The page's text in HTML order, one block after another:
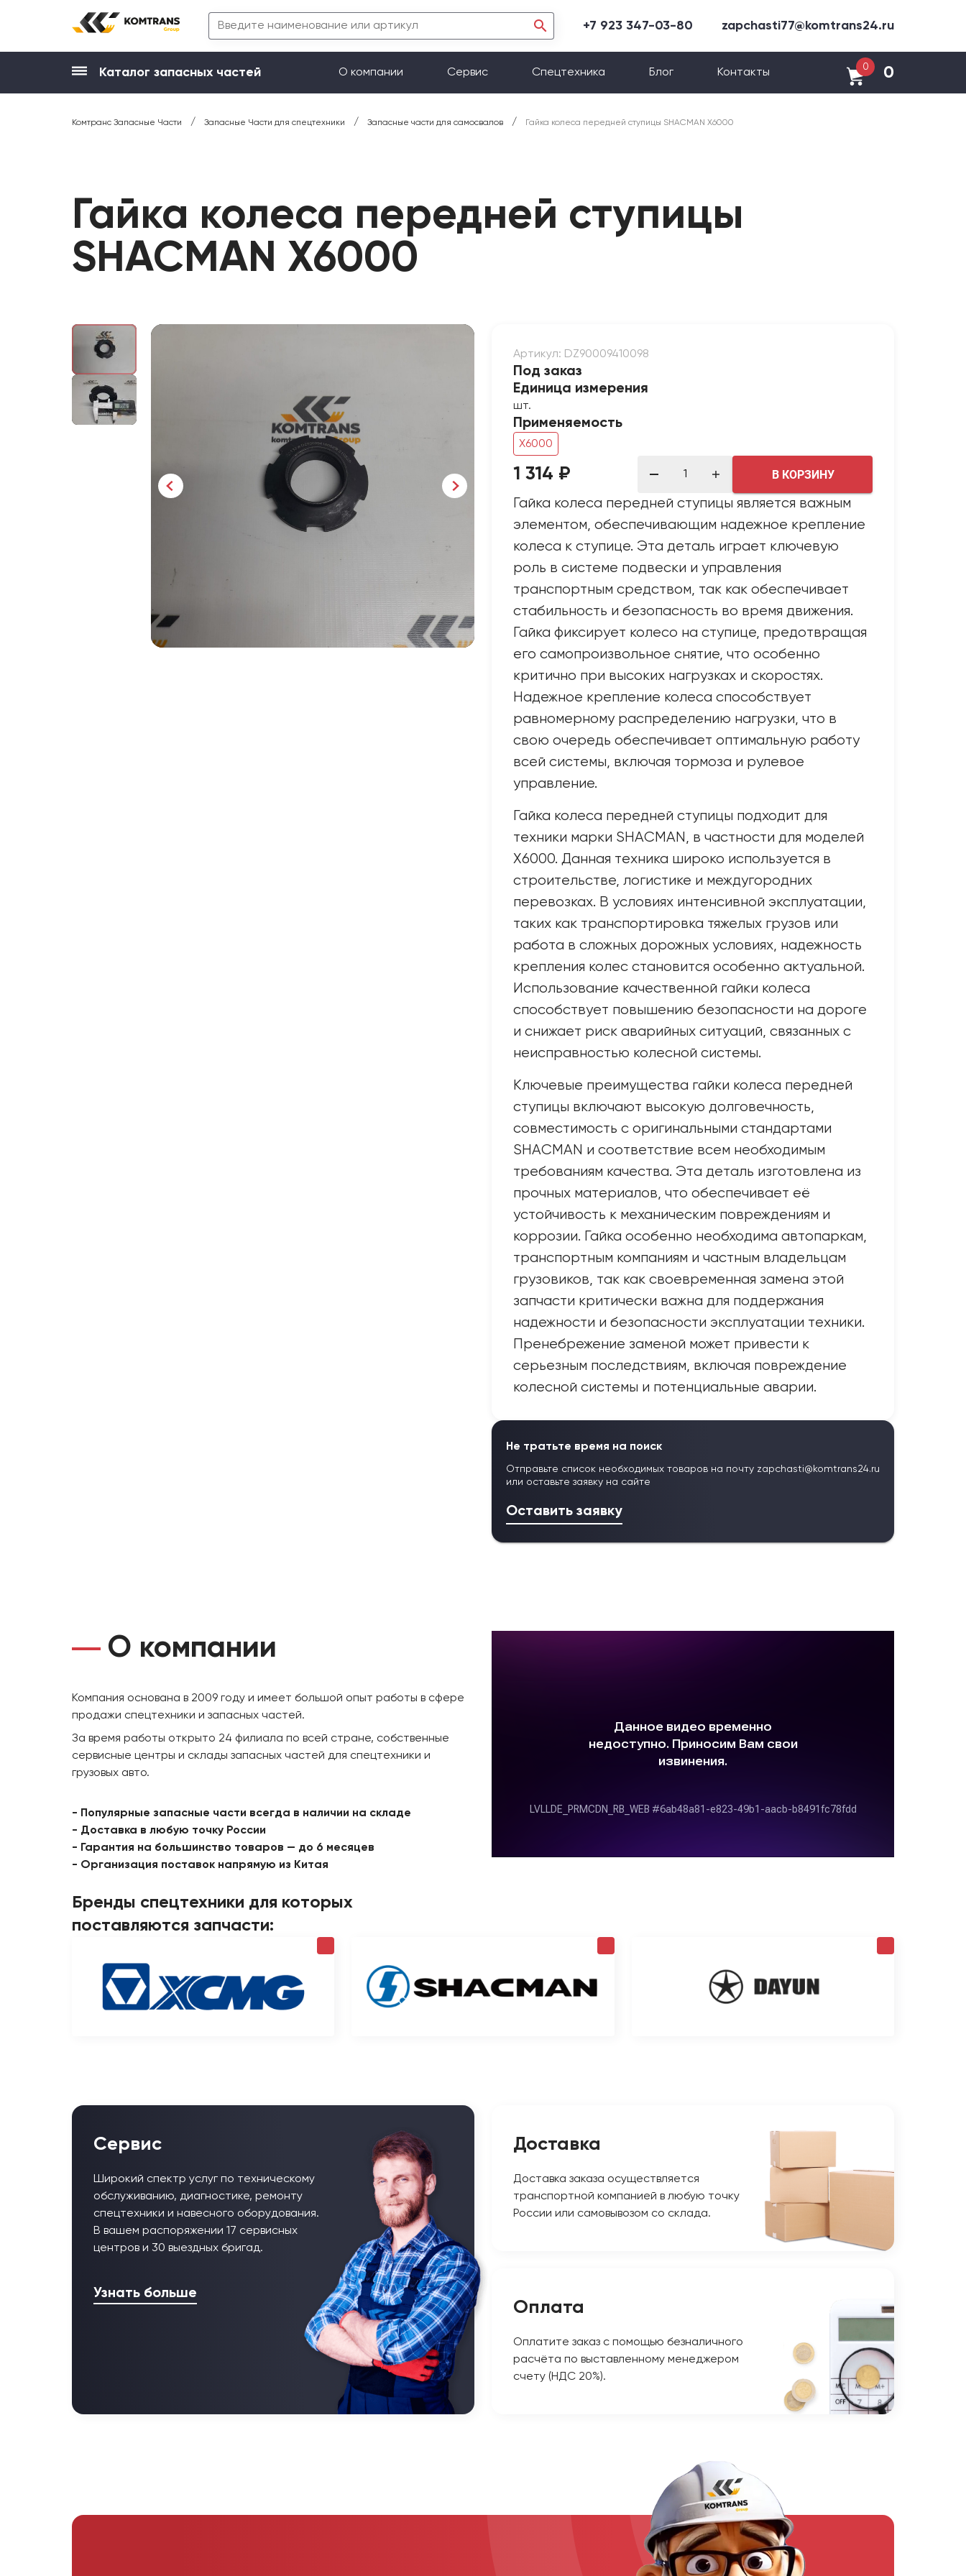
+7 923 347-03-80 zapchasti77@komtrans24.ru
Каталог запасных частей О компании Сервис Спецтехника Блог Контакты
0 0
Комтранс Запасные Части / Запасные Части для спецтехники / Запасные части для самосвалов / Гайка колеса передней ступицы SHACMAN X6000
Гайка колеса передней ступицы
SHACMAN X6000
Артикул: DZ90009410098
Под заказ
Единица измерения
шт.
Применяемость
X6000
1 314 ₽ В КОРЗИНУ
Гайка колеса передней ступицы является важным
элементом, обеспечивающим надежное крепление
колеса к ступице. Эта деталь играет ключевую
роль в системе подвески и управления
транспортным средством, так как обеспечивает
стабильность и безопасность во время движения.
Гайка фиксирует колесо на ступице, предотвращая
его самопроизвольное снятие, что особенно
критично при высоких нагрузках и скоростях.
Надежное крепление колеса способствует
равномерному распределению нагрузки, что в
свою очередь обеспечивает оптимальную работу
всей системы, включая тормоза и рулевое
управление.
Гайка колеса передней ступицы подходит для
техники марки SHACMAN, в частности для моделей
X6000. Данная техника широко используется в
строительстве, логистике и междугородних
перевозках. В условиях интенсивной эксплуатации,
таких как транспортировка тяжелых грузов или
работа в сложных дорожных условиях, надежность
крепления колес становится особенно актуальной.
Использование качественной гайки колеса
способствует повышению безопасности на дороге
и снижает риск аварийных ситуаций, связанных с
неисправностью колесной системы.
Ключевые преимущества гайки колеса передней
ступицы включают высокую долговечность,
совместимость с оригинальными стандартами
SHACMAN и соответствие всем необходимым
требованиям качества. Эта деталь изготовлена из
прочных материалов, что обеспечивает её
устойчивость к механическим повреждениям и
коррозии. Гайка особенно необходима автопаркам,
транспортным компаниям и частным владельцам
грузовиков, так как своевременная замена этой
запчасти критически важна для поддержания
надежности и безопасности эксплуатации техники.
Пренебрежение заменой может привести к
серьезным последствиям, включая повреждение
колесной системы и потенциальные аварии.
Не тратьте время на поиск
Отправьте список необходимых товаров на почту zapchasti@komtrans24.ru
или оставьте заявку на сайте
Оставить заявку
О компании
Компания основана в 2009 году и имеет большой опыт работы в сфере
продажи спецтехники и запасных частей.
За время работы открыто 24 филиала по всей стране, собственные
сервисные центры и склады запасных частей для спецтехники и
грузовых авто.
- Популярные запасные части всегда в наличии на складе
- Доставка в любую точку России
- Гарантия на большинство товаров — до 6 месяцев
- Организация поставок напрямую из Китая
Бренды спецтехники для которых
поставляются запчасти:
Сервис
Широкий спектр услуг по техническому
обслуживанию, диагностике, ремонту
спецтехники и навесного оборудования.
В вашем распоряжении 17 сервисных
центров и 30 выездных бригад.
Узнать больше
Доставка
Доставка заказа осуществляется
транспортной компанией в любую точку
России или самовывозом со склада.
Оплата
Оплатите заказ с помощью безналичного
расчёта по выставленному менеджером
счету (НДС 20%).